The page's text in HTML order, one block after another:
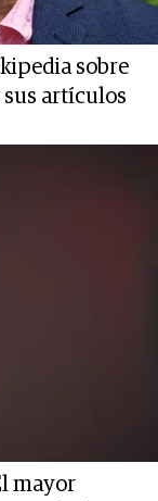
sobre
artículos
mayor